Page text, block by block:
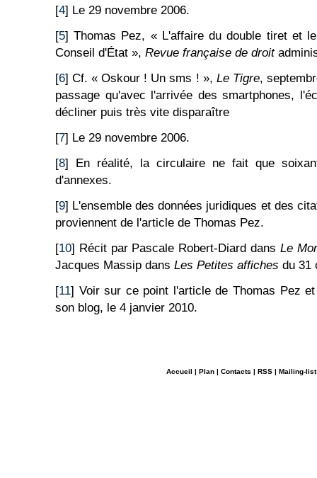
[4] Le 29 novembre 2006.
[5] Thomas Pez, « L'affaire du double tiret et
Conseil d'État », Revue française de droit
[6] Cf. « Oskour ! Un sms ! », Le Tigre,
passage qu'avec l'arrivée des smartphones,
décliner puis très vite disparaître
[7] Le 29 novembre 2006.
[8] En réalité, la circulaire ne fait que
d'annexes.
[9] L'ensemble des données juridiques et des
proviennent de l'article de Thomas Pez.
[10] Récit par Pascale Robert-Diard dans Le
Jacques Massip dans Les Petites affiches du 31
[11] Voir sur ce point l'article de Thomas Pez
son blog, le 4 janvier 2010.
Accueil | Plan | Contacts | RSS | Mailing-list